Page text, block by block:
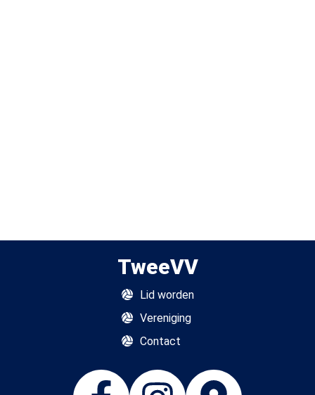
TweeVV
Lid worden
Vereniging
Contact